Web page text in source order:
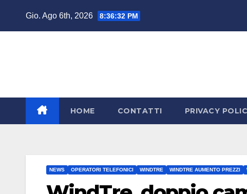
Gio. Ago 6th, 2026 8:36:34 PM
HOME CONTATTI PRIVACY
NEWS OPERATORI TELEFONICI WINDTRE WINDTRE AUMENTO PREZZI